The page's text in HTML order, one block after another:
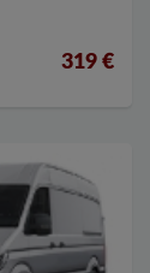
319 €